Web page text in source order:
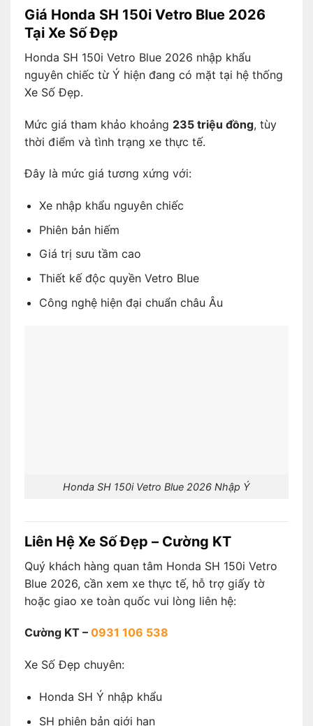
Giá Honda SH 150i Vetro Blue 2026
Tại Xe Số Đẹp
Honda SH 150i Vetro Blue 2026 nhập khẩu
nguyên chiếc từ Ý hiện đang có mặt tại hệ thống
Xe Số Đẹp.
Mức giá tham khảo khoảng 235 triệu đồng, tùy
thời điểm và tình trạng xe thực tế.
Đây là mức giá tương xứng với:
Xe nhập khẩu nguyên chiếc
Phiên bản hiếm
Giá trị sưu tầm cao
Thiết kế độc quyền Vetro Blue
Công nghệ hiện đại chuẩn châu Âu
Honda SH 150i Vetro Blue 2026 Nhập Ý
Liên Hệ Xe Số Đẹp – Cường KT
Quý khách hàng quan tâm Honda SH 150i Vetro
Blue 2026, cần xem xe thực tế, hỗ trợ giấy tờ
hoặc giao xe toàn quốc vui lòng liên hệ:
Cường KT – 0931 106 538
Xe Số Đẹp chuyên:
Honda SH Ý nhập khẩu
SH phiên bản giới hạn